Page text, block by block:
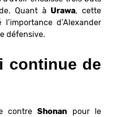
Quant à Urawa, cette
d’Alexander
défensive.
continue de
contreShonan pour le